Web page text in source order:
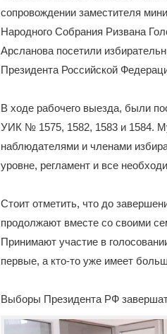
сопровождении заместителя
Народного Собрания Ризвана
Арсланова посетили
Президента Российской
В ходе рабочего выезда, были
УИК № 1575, 1582, 1583 и 1584.
наблюдателями и членами
уровне, регламент и все
Стоит отметить, что до
продолжают вместе со своими
Принимают участие в
первые, а кто-то уже имеет
Выборы Президента РФ